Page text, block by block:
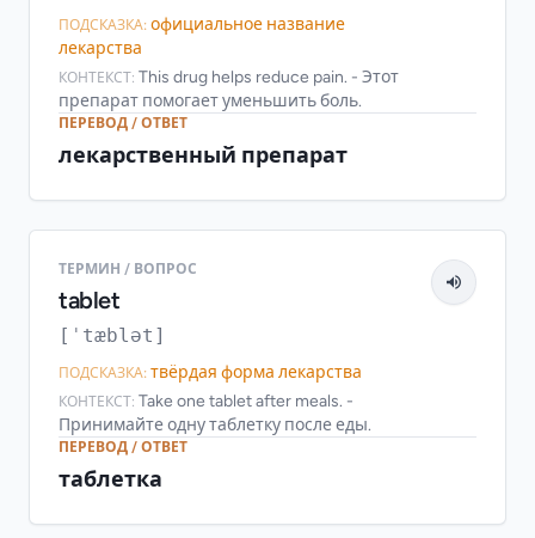
ПОДСКАЗКА: официальное название
лекарства
КОНТЕКСТ: This drug helps reduce pain. - Этот
препарат помогает уменьшить боль.
ПЕРЕВОД / ОТВЕТ
лекарственный препарат
ТЕРМИН / ВОПРОС
tablet
[ˈtæblət]
ПОДСКАЗКА: твёрдая форма лекарства
КОНТЕКСТ: Take one tablet after meals. -
Принимайте одну таблетку после еды.
ПЕРЕВОД / ОТВЕТ
таблетка